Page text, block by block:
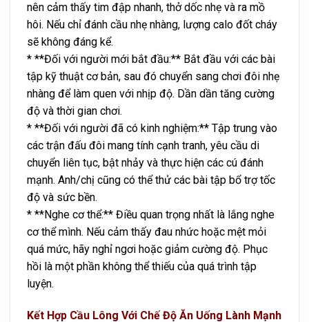
nên cảm thấy tim đập nhanh, thở dốc nhẹ và ra mồ
hôi. Nếu chỉ đánh cầu nhẹ nhàng, lượng calo đốt cháy
sẽ không đáng kể.
* **Đối với người mới bắt đầu:** Bắt đầu với các bài
tập kỹ thuật cơ bản, sau đó chuyển sang chơi đôi nhẹ
nhàng để làm quen với nhịp độ. Dần dần tăng cường
độ và thời gian chơi.
* **Đối với người đã có kinh nghiệm:** Tập trung vào
các trận đấu đôi mang tính cạnh tranh, yêu cầu di
chuyển liên tục, bật nhảy và thực hiện các cú đánh
mạnh. Anh/chị cũng có thể thử các bài tập bổ trợ tốc
độ và sức bền.
* **Nghe cơ thể:** Điều quan trọng nhất là lắng nghe
cơ thể mình. Nếu cảm thấy đau nhức hoặc mệt mỏi
quá mức, hãy nghỉ ngơi hoặc giảm cường độ. Phục
hồi là một phần không thể thiếu của quá trình tập
luyện.
Kết Hợp Cầu Lông Với Chế Độ Ăn Uống Lành Mạnh